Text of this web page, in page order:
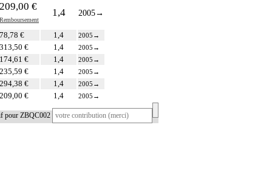
209,00 €
Remboursement
1,4 2005→
78,78 € 1,4 2005 →
313,50 € 1,4 2005 →
174,61 € 1,4 2005 →
235,59 € 1,4 2005 →
294,38 € 1,4 2005 →
209,00 € 1,4 2005 →
pour ZBQC002